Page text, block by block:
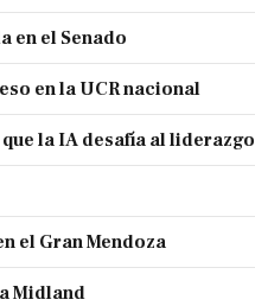
en el Senado
en la UCR nacional
la IA desafía al liderazgo
el Gran Mendoza
Midland